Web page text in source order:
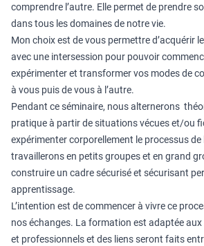
comprendre l’autre. Elle permet de prendre
dans tous les domaines de notre vie.
Mon choix est de vous permettre d’acquérir
avec une intersession pour pouvoir
expérimenter et transformer vos modes de
à vous puis de vous à l’autre.
Pendant ce séminaire, nous alternerons
pratique à partir de situations vécues et/ou
expérimenter corporellement le processus de
travaillerons en petits groupes et en grand
construire un cadre sécurisé et sécurisant
apprentissage.
L’intention est de commencer à vivre ce
nos échanges. La formation est adaptée
et professionnels et des liens seront faits